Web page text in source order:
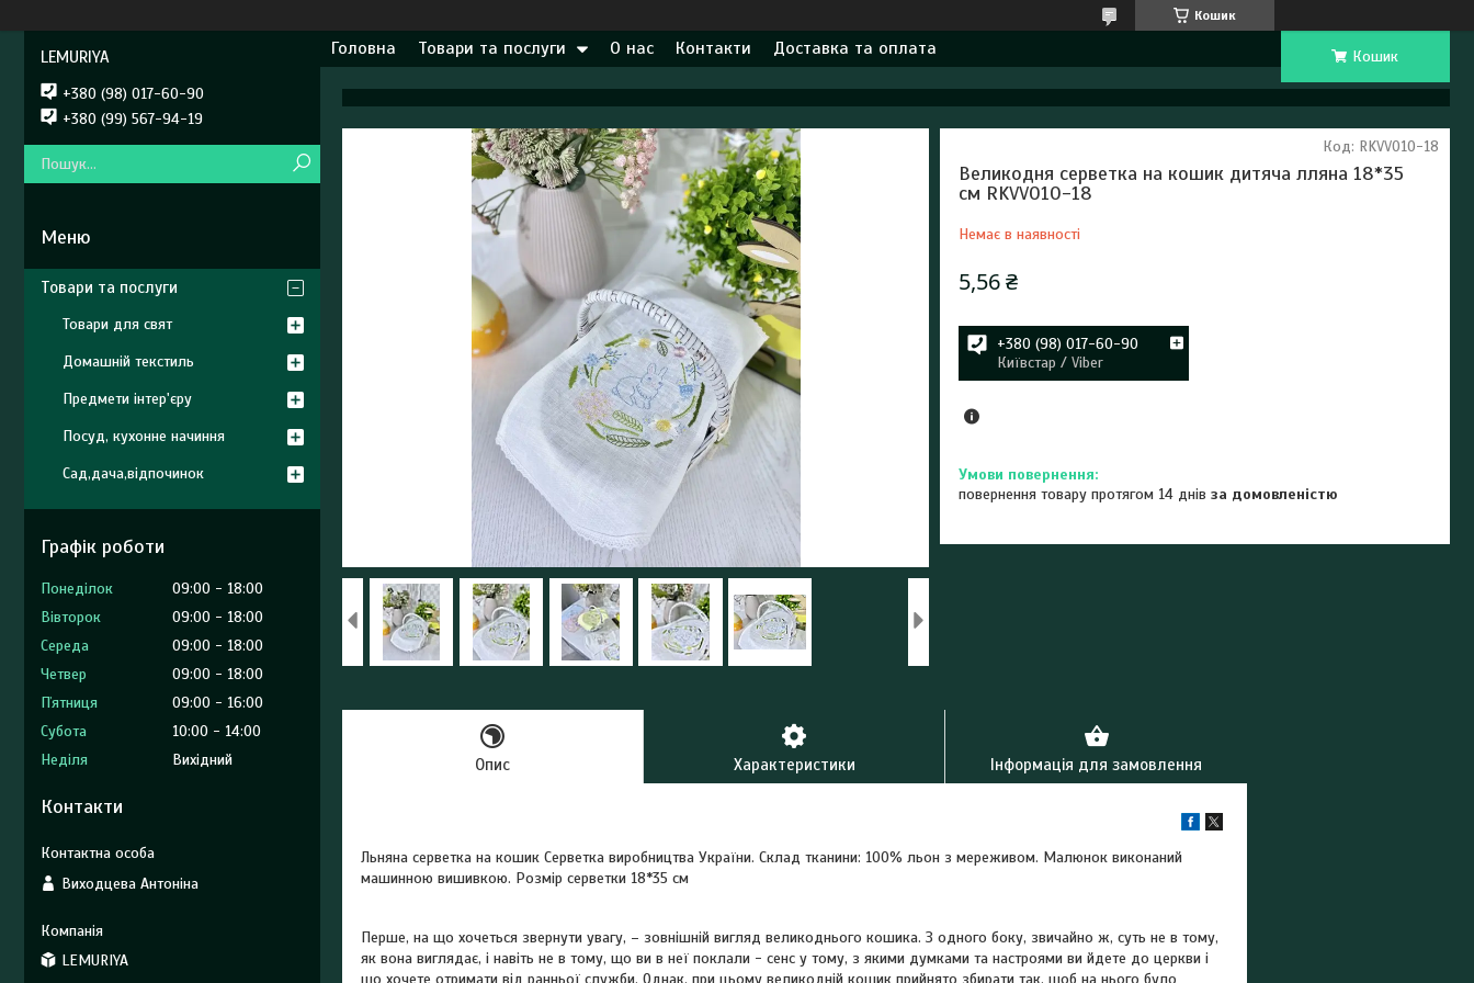
Кошик
Головна Товари та послуги О нас Контакти Доставка та оплата Кошик
Великодня серветка на кошик дитяча лляна 18*35
см RKVV010-18
Немає в наявності
Код: RKVV010-18
5,56 ₴
+380 (98) 017-60-90
Київстар / Viber
повернення товару протягом 14 днівза домовленістю
Опис Характеристики Інформація для замовлення
Льняна серветка на кошик Серветка виробництва України. Склад тканини: 100% льон з мереживом. Малюнок виконаний
машинною вишивкою. Розмір серветки 18*35 см
Перше, на що хочеться звернути увагу, – зовнішній вигляд великоднього кошика. З одного боку, звичайно ж, суть не в тому,
як вона виглядає, і навіть не в тому, що ви в неї поклали - сенс у тому, з якими думками та настроями ви йдете до церкви і
що хочете отримати від ранньої служби. Однак, при цьому великодній кошик прийнято збирати так, щоб на нього було
LEMURIYA
+380 (98) 017-60-90
+380 (99) 567-94-19
Товари та послуги
Товари для свят
Домашній текстиль
Предмети інтер'єру
Посуд, кухонне начиння
Сад,дача,відпочинок
Графік роботи
Понеділок 09:00
18:00
Вівторок
09:00
18:00
Середа
09:00
18:00
Четвер
09:00
18:00
Пʼятниця
09:00
16:00
Субота
10:00
14:00
Неділя
Вихідний
Контакти
Виходцева Антоніна
LEMURIYA